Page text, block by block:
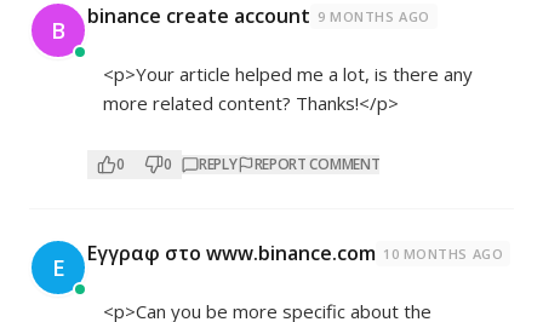
B binance create account 9 MONTHS AGO
<p>Your article helped me a lot, is there any
more related content? Thanks!</p>
0 0 REPLY REPORT COMMENT
Ε Εγγραφ στο www.binance.com 10 MONTHS AGO
<p>Can you be more specific about the